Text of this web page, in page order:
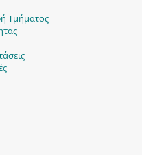
Τμήματος